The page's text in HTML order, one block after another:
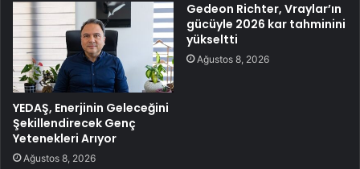
YEDAŞ, Enerjinin Geleceğini
Şekillendirecek Genç
Yetenekleri Arıyor
Ağustos 8, 2026
Gedeon Richter, Vraylar’ın
gücüyle 2026 kar tahminini
yükseltti
Ağustos 8, 2026